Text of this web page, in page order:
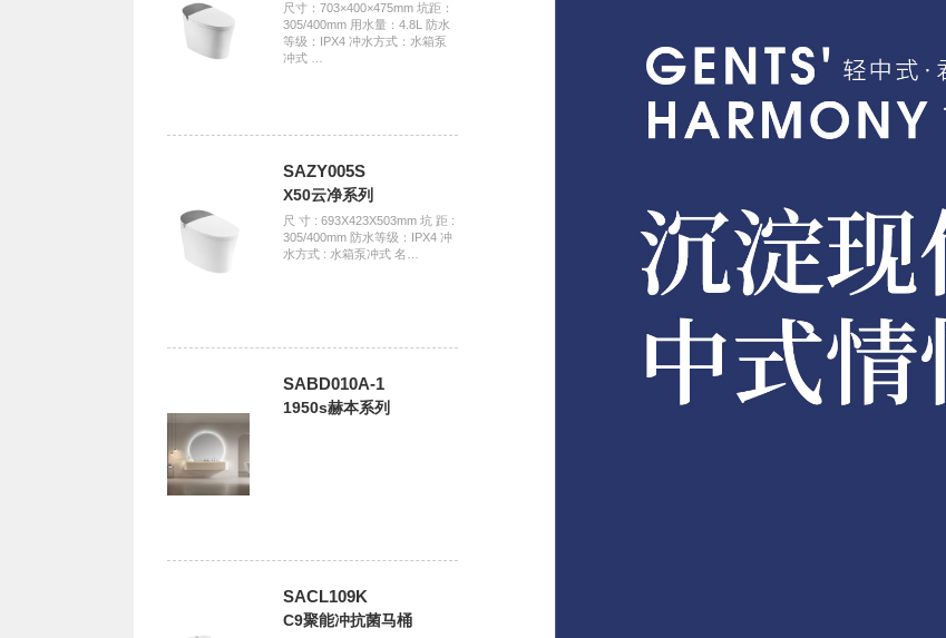
尺寸：703×400×475mm 坑距：
305/400mm 用水量：4.8L 防水
等级：IPX4 冲水方式：水箱泵
冲式 …
SAZY005S
X50云净系列
尺 寸 : 693X423X503mm 坑 距 :
305/400mm 防水等级：IPX4 冲
水方式 : 水箱泵冲式 名…
SABD010A-1
1950s赫本系列
SACL109K
C9聚能冲抗菌马桶